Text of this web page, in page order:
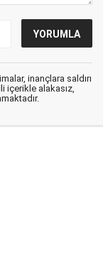
inançlara saldırı
içerikle alakasız,